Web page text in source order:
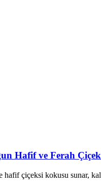
Hafif ve Ferah
çiçeksi kokusu sunar,